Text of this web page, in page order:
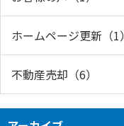
ホームページ更新（1）
不動産売却（6）